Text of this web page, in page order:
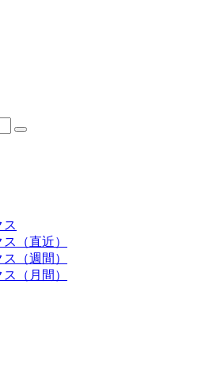
ス
（直近）
（週間）
（月間）